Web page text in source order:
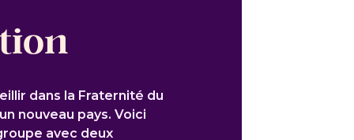
dans la Fraternité du
nouveau pays. Voici
avec deux